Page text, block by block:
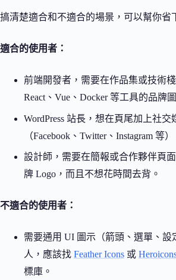
搞清楚適合和不適合的場景，可以幫你省
適合的使用者：
前端開發者，需要在作品集或技術
React、Vue、Docker 等工具的品牌
WordPress 站長，想在頁尾加上社交
（Facebook、Twitter、Instagram 等）
設計師，需要在簡報或合作夥伴頁
牌 Logo，而且不想花時間去背。
不適合的使用者：
需要通用 UI 圖示（箭頭、選單、設
人，應該找 Feather Icons 或
標庫。